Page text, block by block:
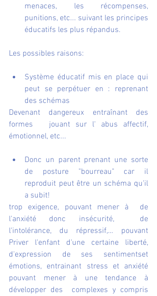
menaces, les récompenses,
punitions, etc... suivant les principes
éducatifs les plus répandus.
Les possibles raisons:
Système éducatif mis en place qui
peut se perpétuer en : reprenant
des schémas
Devenant dangereux entraînant des
formes   jouant sur l' abus affectif,
émotionnel, etc...
Donc un parent prenant une sorte
de posture "bourreau" car il
reproduit peut être un schéma qu'il
a subit!
trop exigence, pouvant mener à  de
l'anxiété donc insécurité,  de
l'intolérance, du répressif,… pouvant
Priver l'enfant d'une certaine liberté,
d'expression de ses sentimentset
émotions, entrainant stress et anxiété
pouvant mener à une tendance à
développer des  complexes y compris